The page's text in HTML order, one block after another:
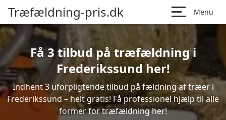
Træfældning-pris.dk Menu
Få 3 tilbud på træfældning i
Frederikssund her!
Indhent 3 uforpligtende tilbud på fældning af træer i
Frederikssund – helt gratis! Få professionel hjælp til alle
former for træfældning her!